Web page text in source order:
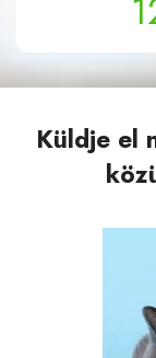
Küldje el